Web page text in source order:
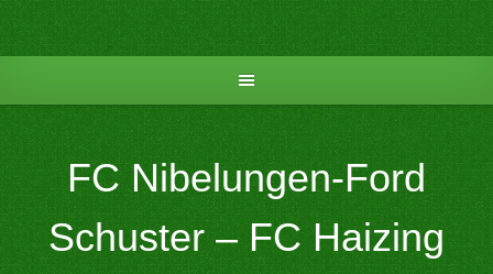
FC Nibelungen-Ford
Schuster – FC Haizing